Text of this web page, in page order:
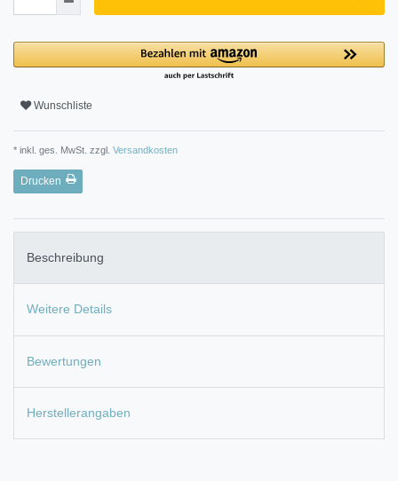
Wunschliste
* inkl. ges. MwSt. zzgl. Versandkosten
Drucken
Beschreibung
Weitere Details
Bewertungen
Herstellerangaben